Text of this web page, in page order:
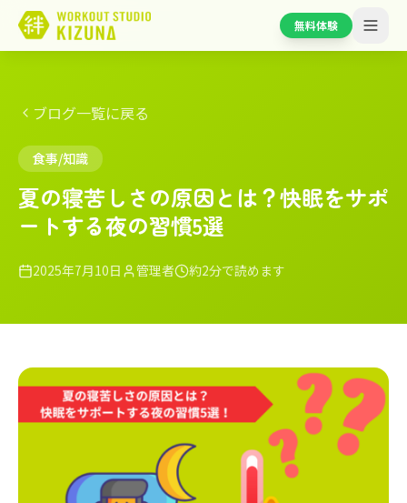
無料体験
ブログ一覧に戻る
食事/知識
夏の寝苦しさの原因とは？快眠をサポ
ートする夜の習慣5選
2025年7月10日 管理者 約2分で読めます